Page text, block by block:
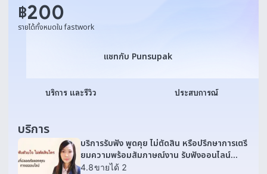
฿200
รายได้ทั้งหมดใน fastwork
แชทกับ Punsupak
แชทกับ Punsupak
บริการ และรีวิว ประสบการณ์
บริการ
บริการรับฟัง พูดคุย ไม่ตัดสิน หรือปรึกษาการเตรี
ยมความพร้อมสัมภาษณ์งาน รับฟังออนไลน์
อย่างปลอดภัย
4.8ขายได้ 2